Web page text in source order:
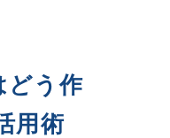
どう作
用術